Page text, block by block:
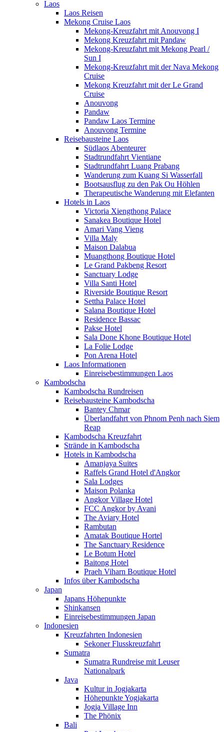
Laos
Laos Reisen
Mekong Cruise Laos
Mekong-Kreuzfahrt mit Anouvong I
Mekong Kreuzfahrt mit Pandaw
Mekong-Kreuzfahrt mit Mekong Pearl /
Sun I
Mekong-Kreuzfahrt mit der Nava Mekong
Cruise
Mekong Kreuzfahrt mit der Le Grand
Cruise
Anouvong
Pandaw
Pandaw Laos Termine
Anouvong Termine
Reisebausteine Laos
Südlaos Abenteurer
Stadtrundfahrt Vientiane
Stadtrundfahrt Luang Prabang
Wanderung zum Kuang Si Wasserfall
Bootsausflug zu den Pak Ou Höhlen
Therapeutische Wanderung mit Elefanten
Hotels in Laos
Victoria Xiengthong Palace
Sanakea Boutique Hotel
Amari Vang Vieng
Villa Maly
Maison Dalabua
Muangthong Boutique Hotel
Le Grand Pakbeng Resort
Sanctuary Lodge
Villa Santi Hotel
Riverside Boutique Resort
Settha Palace Hotel
Salana Boutique Hotel
Residence Bassac
Pakse Hotel
Sala Done Khone Boutique Hotel
La Folie Lodge
Pon Arena Hotel
Laos Informationen
Einreisebestimmungen Laos
Kambodscha
Kambodscha Rundreisen
Reisebausteine Kambodscha
Bantey Chmar
Überlandfahrt von Phnom Penh nach Siem
Reap
Kambodscha Kreuzfahrt
Strände in Kambodscha
Hotels in Kambodscha
Amanjaya Suites
Raffels Grand Hotel d'Angkor
Sala Lodges
Maison Polanka
Angkor Village Hotel
FCC Angkor by Avani
The Aviary Hotel
Rambutan
Amatak Boutique Hortel
The Sanctuary Residence
Le Botum Hotel
Baitong Hotel
Praeh Viharn Boutique Hotel
Infos über Kambodscha
Japan
Japans Höhepunkte
Shinkansen
Einreisebestimmungen Japan
Indonesien
Kreuzfahrten Indonesien
Sekoner Flusskreuzfahrt
Sumatra
Sumatra Rundreise mit Leuser
Nationalpark
Java
Kultur in Jogjakarta
Höhepunkte Yogjakarta
Jogja Village Inn
The Phönix
Bali